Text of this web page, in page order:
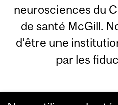
neurosciences du
de santé McGill.
d’être une
par les